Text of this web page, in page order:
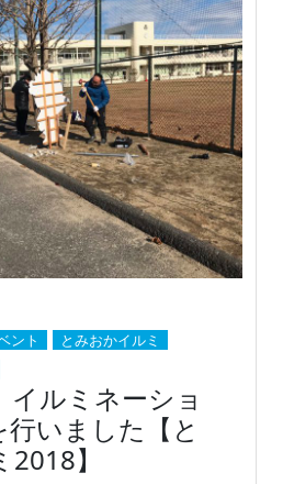
ント
とみおかイルミ
イルミネーショ
いました【と
】